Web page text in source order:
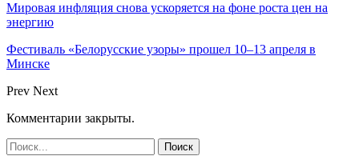
Мировая инфляция снова ускоряется на фоне роста цен на
энергию
Фестиваль «Белорусские узоры» прошел 10–13 апреля в
Минске
Prev Next
Комментарии закрыты.